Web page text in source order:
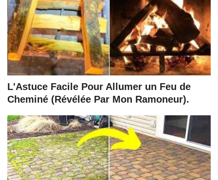
L'Astuce Facile Pour Allumer un Feu de
Cheminé (Révélée Par Mon Ramoneur).